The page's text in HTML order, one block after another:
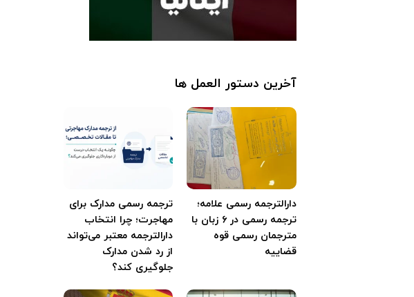
آخرین دستور العمل ها
دارالترجمه رسمی علامه؛
ترجمه رسمی در ۶ زبان با
مترجمان رسمی قوه
قضاییه
ترجمه رسمی مدارک برای
مهاجرت؛ چرا انتخاب
دارالترجمه معتبر می‌تواند
از رد شدن مدارک
جلوگیری کند؟